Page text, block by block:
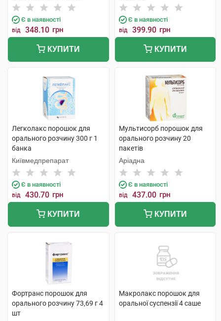
Є в наявності
від 348.10 грн
КУПИТИ
Є в наявності
від 399.90 грн
КУПИТИ
Легколакс порошок для
орального розчину 300 г 1
банка
Київмедпрепарат
Є в наявності
від 430.70 грн
КУПИТИ
Мультисорб порошок для
орального розчину 20
пакетів
Аріадна
Є в наявності
від 437.00 грн
КУПИТИ
Фортранс порошок для
орального розчину 73,69 г 4
шт
Макролакс порошок для
оральної суспензії 4 саше